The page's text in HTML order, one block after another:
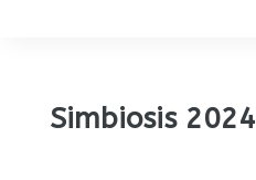
Simbiosis 2024